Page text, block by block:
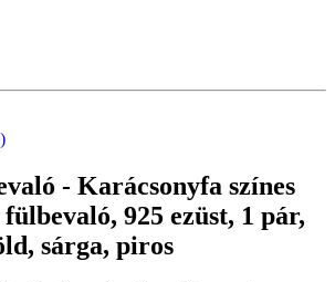
- Karácsonyfa színes
925 ezüst, 1 pár,
sárga, piros